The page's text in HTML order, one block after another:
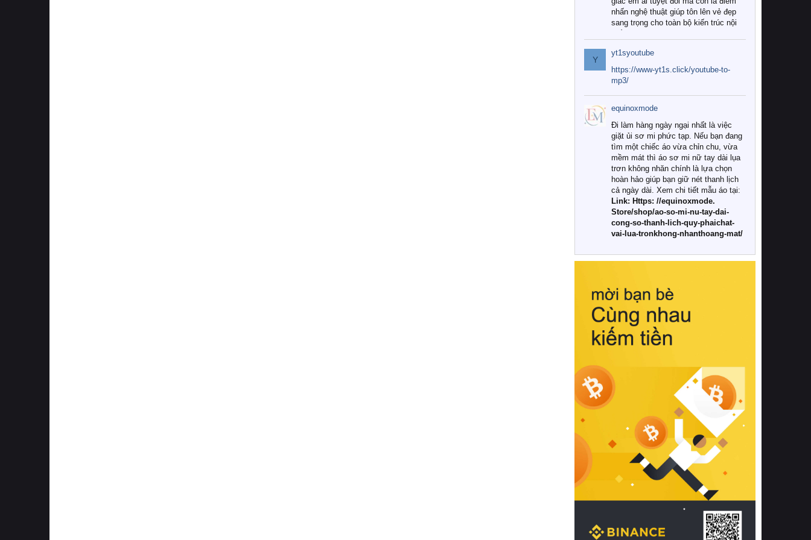
nhấn nghệ thuật giúp tôn lên vẻ đẹp
sang trọng cho toàn bộ kiến trúc nội
Tuy nhiên, giữa thị trường đa dạng
với vô vàn thương hiệu và mẫu mã
như hiện nay, làm thế nào để chọn
được những bộ chăn ga gối đệm cao
cấp thực sự chất lượng, phù hợp với
khí hậu và nhu cầu sử dụng của gia
đình? Hãy cùng chúng tôi đi tìm lời
giải đáp chi tiết qua bài viết dưới đây.
1. Tại sao các gia đình hiện đại lại ưa
chuộng chăn ga gối đệm cao cấp?
Khác với các dòng sản phẩm thông
thường, những bộ chăn ga gối đệm
cao cấp trải qua quy trình sản xuất
nghiêm ngặt từ khâu chọn lọc nguyên
liệu tự nhiên đến công nghệ dệt
nhuộm hiện đại không chứa hóa chất
này, bạn sẽ cảm nhận rõ rệt sự khác
hồi chuẩn xác của phần đệm nâng đỡ
cột sống.
Bên cạnh đó, việc lựa chọn các dòng
sản phẩm đạt chuẩn chất lượng quốc
tế còn giúp ngăn ngừa tình trạng kích
khuẩn và nấm mốc trong điều kiện
thời tiết nóng ẩm. Bạn có thể tìm hiểu
thêm các nghiên cứu khoa học về tác
động của giấc ngủ và môi trường
phòng ngủ đối với sức khỏe con
người tại Sleep Foundation (External
Link) để có cái nhìn toàn diện hơn.
2. Các tiêu chí vàng khi lựa chọn
chăn ga gối đệm cao cấp cho phòng
ngủ
Để sở hữu một bộ chăn ga gối đệm
cao cấp hoàn hảo cả về thẩm mỹ lẫn
công năng, người tiêu dùng cần cân
nhắc kỹ lưỡng các tiêu chí quan trọng
Y
yt1syoutube
https://www-yt1s.click/youtube-to-
mp3/
equinoxmode
Đi làm hàng ngày ngại nhất là việc
giặt ủi sơ mi phức tạp. Nếu bạn đang
tìm một chiếc áo vừa chỉn chu, vừa
mềm mát thì áo sơ mi nữ tay dài lụa
trơn không nhăn chính là lựa chọn
hoàn hảo giúp bạn giữ nét thanh lịch
cả ngày dài. Xem chi tiết mẫu áo tại:
Link: Https: //equinoxmode.
Store/shop/ao-so-mi-nu-tay-dai-
cong-so-thanh-lich-quy-phaichat-
vai-lua-tronkhong-nhanthoang-mat/